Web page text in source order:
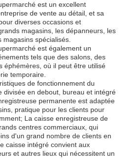
est un excellent
de vente au détail, et sa
diverses occasions et
magasins, les dépanneurs, les
spécialisés.
est également un
tels que des salons, des
éphémères, où il peut être utilisé
temporaire.
de fonctionnement du
divisée en debout, bureau et intégré
permanente est adaptée
pratique pour les clients pour
La caisse enregistreuse de
centres commerciaux, qui
d'un grand nombre de clients en
caisse intégré convient aux
et autres lieux qui nécessitent un